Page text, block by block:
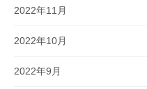
2022年11月
2022年10月
2022年9月